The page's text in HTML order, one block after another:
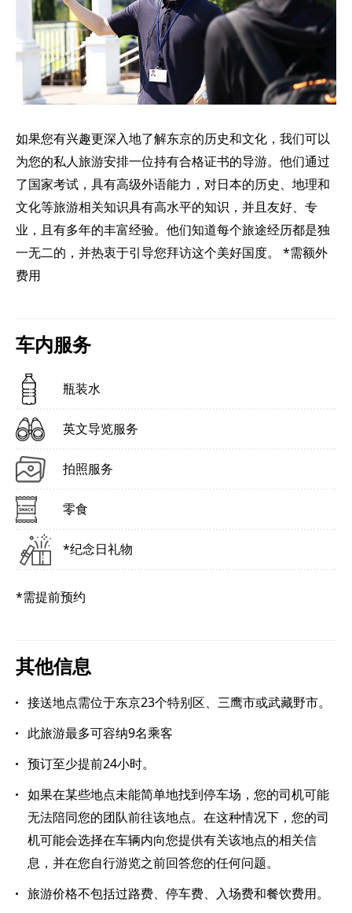
如果您有兴趣更深入地了解东京的历史和文化，我们可以
为您的私人旅游安排一位持有合格证书的导游。他们通过
了国家考试，具有高级外语能力，对日本的历史、地理和
文化等旅游相关知识具有高水平的知识，并且友好、专
业，且有多年的丰富经验。他们知道每个旅途经历都是独
一无二的，并热衷于引导您拜访这个美好国度。 *需额外
费用
车内服务
瓶装水
英文导览服务
拍照服务
零食
*纪念日礼物
*需提前预约
其他信息
接送地点需位于东京23个特别区、三鹰市或武藏野市。
此旅游最多可容纳9名乘客
预订至少提前24小时。
如果在某些地点未能简单地找到停车场，您的司机可能
无法陪同您的团队前往该地点。在这种情况下，您的司
机可能会选择在车辆内向您提供有关该地点的相关信
息，并在您自行游览之前回答您的任何问题。
旅游价格不包括过路费、停车费、入场费和餐饮费用。